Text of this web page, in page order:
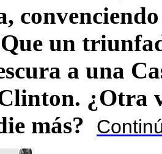
un
a una
¿Otra
más?